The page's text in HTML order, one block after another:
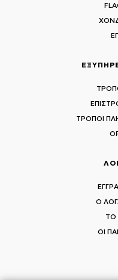
ΤΡΟΠΟΙ
Ο
ΤΟ
ΟΙ